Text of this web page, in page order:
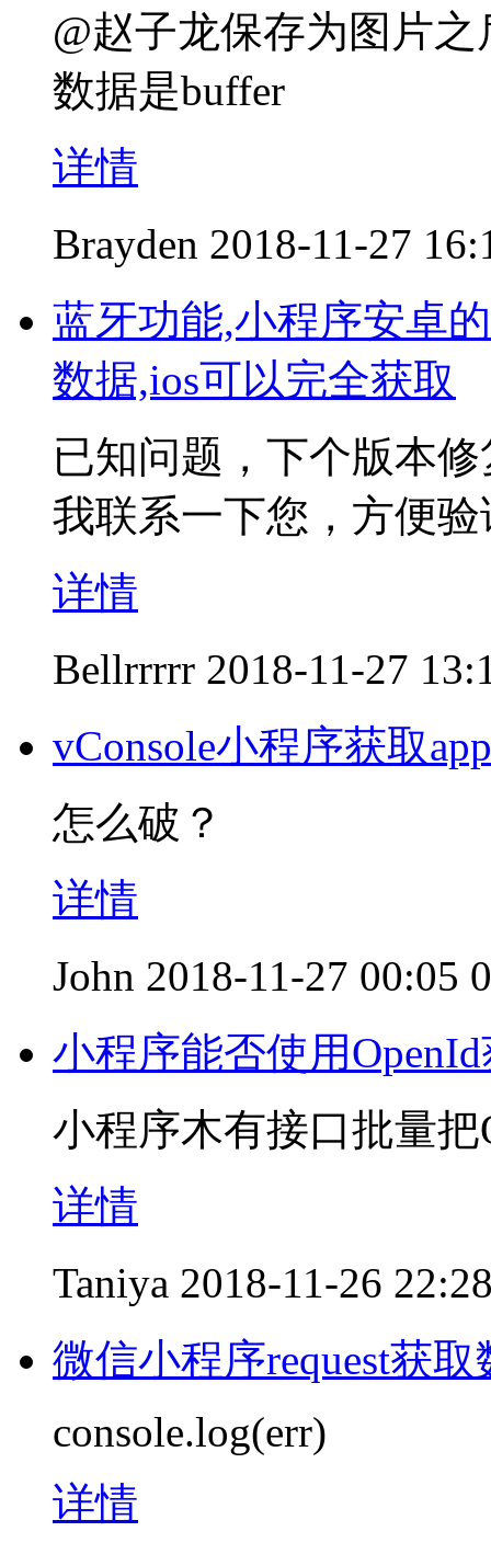
@赵子龙保存为图片
数据是buffer
详情
Brayden 2018-11-27
蓝牙功能,小程序安卓
数据,ios可以完全获取
已知问题，下个版本
我联系一下您，方便
详情
Bellrrrrr 2018-11-27
vConsole小程序获取
怎么破？
详情
John 2018-11-27 00:05
小程序能否使用
小程序木有接口批量
详情
Taniya 2018-11-26
微信小程序request获取
console.log(err)
详情